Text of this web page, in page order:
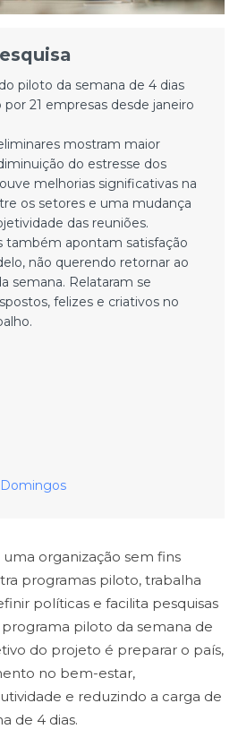
piloto da semana de 4 dias
por 21 empresas desde janeiro
mostram maior
do estresse dos
melhorias significativas na
os setores e uma mudança
das reuniões.
também apontam satisfação
não querendo retornar ao
semana. Relataram se
felizes e criativos no
organização sem fins
programas piloto, trabalha
políticas e facilita pesquisas
piloto da semana de
do projeto é preparar o país,
no bem-estar,
e reduzindo a carga de
de 4 dias.